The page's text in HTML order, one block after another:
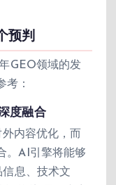
预判
GEO领域的发
考：
度融合
内容优化，而
。AI引擎将能够
息、技术文